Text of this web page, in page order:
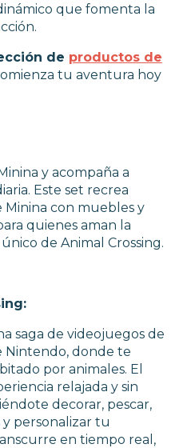
que fomenta la
de productos de
tu aventura hoy
y acompaña a
Este set recrea
con muebles y
quienes aman la
de Animal Crossing.
saga de videojuegos de
Nintendo, donde te
por animales. El
relajada y sin
decorar, pescar,
y personalizar tu
en tiempo real,